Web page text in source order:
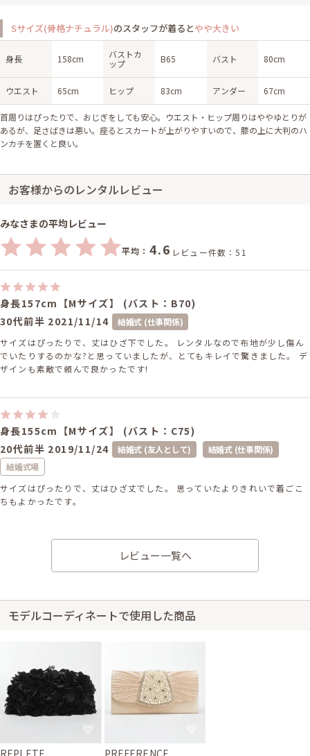
Sサイズ(骨格ナチュラル)のスタッフが着るとやや大きい
身長 158cm
バストカ
ップ
B65 バスト 80cm
ウエスト 65cm ヒップ 83cm アンダー 67cm
首周りはぴったりで、おじぎをしても安心。ウエスト・ヒップ周りはややゆとりが
あるが、足さばきは悪い。座るとスカートが上がりやすいので、膝の上に大判のハ
ンカチを置くと良い。
お客様からのレンタルレビュー
みなさまの平均レビュー
平均： 4.6 レビュー件数：51
身長157cm【Mサイズ】 (バスト：B70)
30代前半 2021/11/14
結婚式 (仕事関係)
サイズはぴったりで、丈はひざ下でした。 レンタルなので布地が少し傷ん
でいたりするのかな?と思っていましたが、とてもキレイで驚きました。 デ
ザインも素敵で頼んで良かったです!
身長155cm【Mサイズ】 (バスト：C75)
20代前半 2019/11/24 結婚式 (友人として)
結婚式 (仕事関係)
結婚式場
サイズはぴったりで、丈はひざ丈でした。 思っていたよりきれいで着ごこ
ちもよかったです。
身長155cm【Mサイズ】 (バスト：B70)
サイズはぴったりで、丈はひざ丈でした。 使用感ありとの記載でしたが、
それ程気にならず、むしろ肌なじみが良く着やすかったです。 デザインも
レビュー一覧へ
モデルコーディネートで使用した商品
REPLETE PREFERENCE